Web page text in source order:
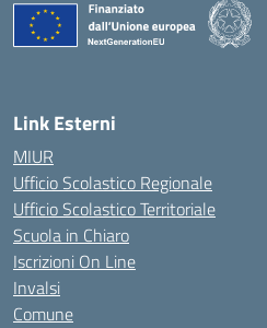
Link Esterni
MIUR
Ufficio Scolastico Regionale
Ufficio Scolastico Territoriale
Scuola in Chiaro
Iscrizioni On Line
Invalsi
Comune